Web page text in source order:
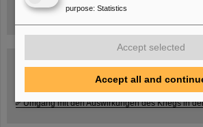
Umgang mit den Auswirkungen des Kriegs in
purpose: Statistics
Accept selected
Accept all and